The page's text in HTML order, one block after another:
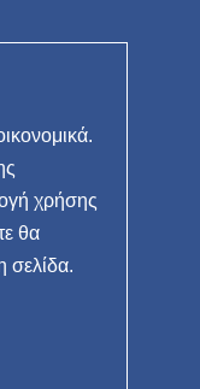
χρήσης
θα
σελίδα.